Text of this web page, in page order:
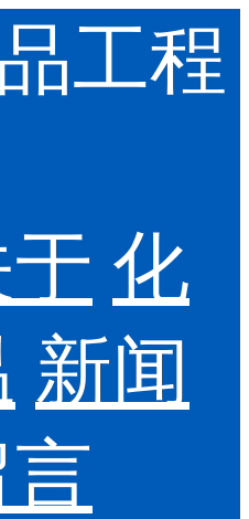
工程
化
新闻